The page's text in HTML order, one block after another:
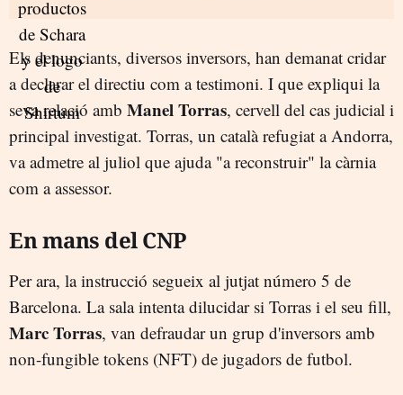
Els denunciants, diversos inversors, han demanat cridar
a declarar el directiu com a testimoni. I que expliqui la
seva relació amb Manel Torras, cervell del cas judicial i
principal investigat. Torras, un català refugiat a Andorra,
va admetre al juliol que ajuda "a reconstruir" la càrnia
com a assessor.
En mans del CNP
Per ara, la instrucció segueix al jutjat número 5 de
Barcelona. La sala intenta dilucidar si Torras i el seu fill,
Marc Torras, van defraudar un grup d'inversors amb
non-fungible tokens (NFT) de jugadors de futbol.